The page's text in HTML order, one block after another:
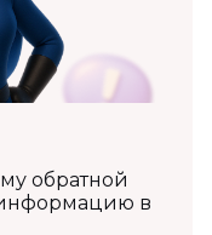
обратной
в